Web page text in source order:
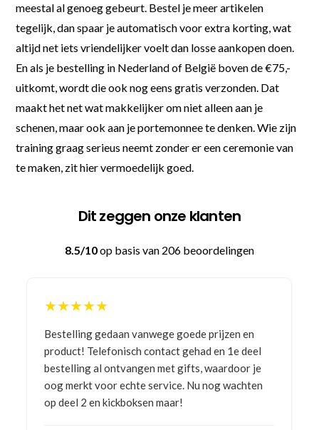
meestal al genoeg gebeurt. Bestel je meer artikelen
tegelijk, dan spaar je automatisch voor extra korting, wat
altijd net iets vriendelijker voelt dan losse aankopen doen.
En als je bestelling in Nederland of België boven de €75,-
uitkomt, wordt die ook nog eens gratis verzonden. Dat
maakt het net wat makkelijker om niet alleen aan je
schenen, maar ook aan je portemonnee te denken. Wie zijn
training graag serieus neemt zonder er een ceremonie van
te maken, zit hier vermoedelijk goed.
Dit zeggen onze klanten
8.5/10op basis van 206 beoordelingen
★★★★★
Bestelling gedaan vanwege goede prijzen en
product! Telefonisch contact gehad en 1e deel
bestelling al ontvangen met gifts, waardoor je
oog merkt voor echte service. Nu nog wachten
op deel 2 en kickboksen maar!